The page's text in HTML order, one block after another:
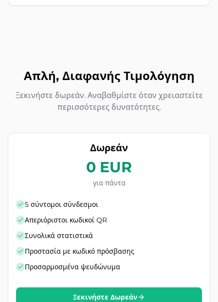
Απλή, Διαφανής Τιμολόγηση
Ξεκινήστε δωρεάν. Αναβαθμίστε όταν χρειαστείτε
περισσότερες δυνατότητες.
Δωρεάν
0 EUR
για πάντα
5 σύντομοι σύνδεσμοι
Απεριόριστοι κωδικοί QR
Συνολικά στατιστικά
Προστασία με κωδικό πρόσβασης
Προσαρμοσμένα ψευδώνυμα
Ξεκινήστε Δωρεάν